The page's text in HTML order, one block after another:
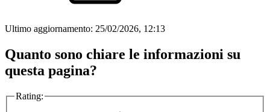
Ultimo aggiornamento: 25/02/2026, 12:13
Quanto sono chiare le informazioni su
questa pagina?
Rating: